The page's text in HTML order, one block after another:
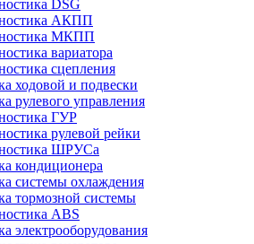
DSG
АКПП
МКПП
вариатора
сцепления
ходовой и подвески
рулевого управления
ГУР
рулевой рейки
ШРУСа
кондиционера
системы охлаждения
тормозной системы
ABS
электрооборудования